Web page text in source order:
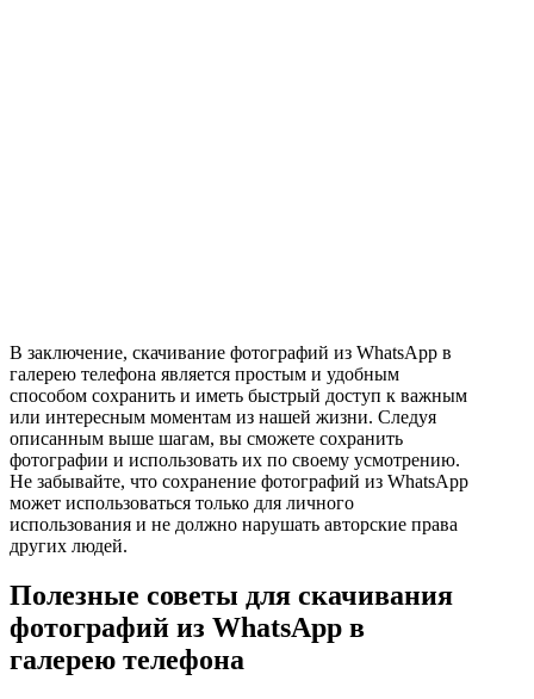
В заключение, скачивание фотографий из WhatsApp в
галерею телефона является простым и удобным
способом сохранить и иметь быстрый доступ к важным
или интересным моментам из нашей жизни. Следуя
описанным выше шагам, вы сможете сохранить
фотографии и использовать их по своему усмотрению.
Не забывайте, что сохранение фотографий из WhatsApp
может использоваться только для личного
использования и не должно нарушать авторские права
других людей.
Полезные советы для скачивания
фотографий из WhatsApp в
галерею телефона